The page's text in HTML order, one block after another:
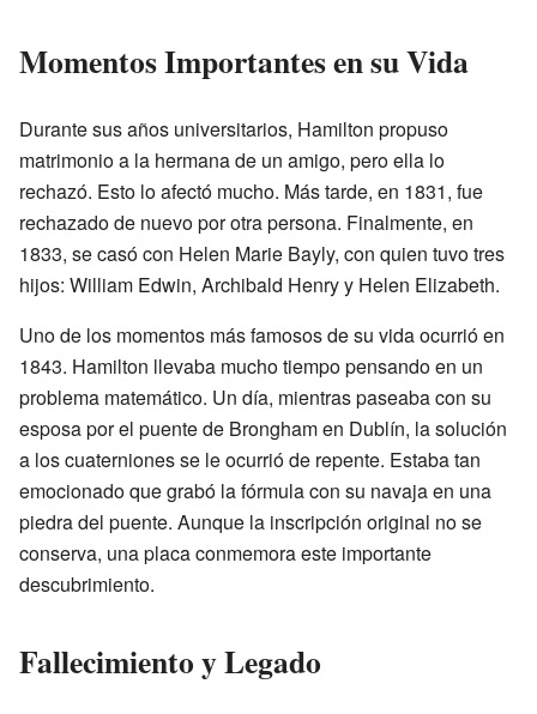
Momentos Importantes en su Vida
Durante sus años universitarios, Hamilton propuso
matrimonio a la hermana de un amigo, pero ella lo
rechazó. Esto lo afectó mucho. Más tarde, en 1831, fue
rechazado de nuevo por otra persona. Finalmente, en
1833, se casó con Helen Marie Bayly, con quien tuvo tres
hijos: William Edwin, Archibald Henry y Helen Elizabeth.
Uno de los momentos más famosos de su vida ocurrió en
1843. Hamilton llevaba mucho tiempo pensando en un
problema matemático. Un día, mientras paseaba con su
esposa por el puente de Brongham en Dublín, la solución
a los cuaterniones se le ocurrió de repente. Estaba tan
emocionado que grabó la fórmula con su navaja en una
piedra del puente. Aunque la inscripción original no se
conserva, una placa conmemora este importante
descubrimiento.
Fallecimiento y Legado